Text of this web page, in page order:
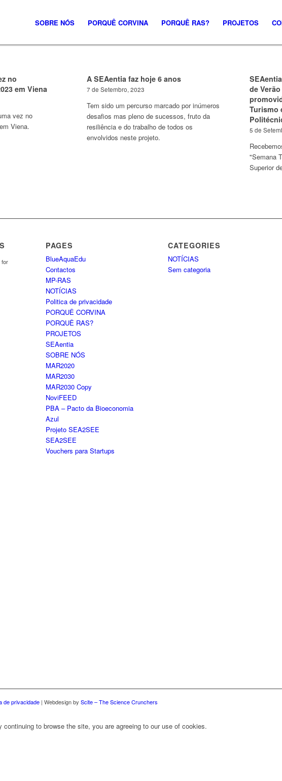
SOBRE NÓS PORQUÊ CORVINA PORQUÊ RAS? PROJETOS
no
em Viena
vez no
Viena.
A SEAentia faz hoje 6 anos
7 de Setembro, 2023
Tem sido um percurso marcado por inúmeros
desafios mas pleno de sucessos, fruto da
resiliência e do trabalho de todos os
envolvidos neste projeto.
de
Turismo
5 de
"Semana
Superior
for
PAGES
BlueAquaEdu
Contactos
MP-RAS
NOTÍCIAS
Politica de privacidade
PORQUÊ CORVINA
PORQUÊ RAS?
PROJETOS
SEAentia
SOBRE NÓS
MAR2020
MAR2030
MAR2030 Copy
NoviFEED
PBA – Pacto da Bioeconomia
Azul
Projeto SEA2SEE
SEA2SEE
Vouchers para Startups
CATEGORIES
NOTÍCIAS
Sem categoria
de privacidade | Webdesign by Scite – The Science Crunchers
to browse the site, you are agreeing to our use of cookies.